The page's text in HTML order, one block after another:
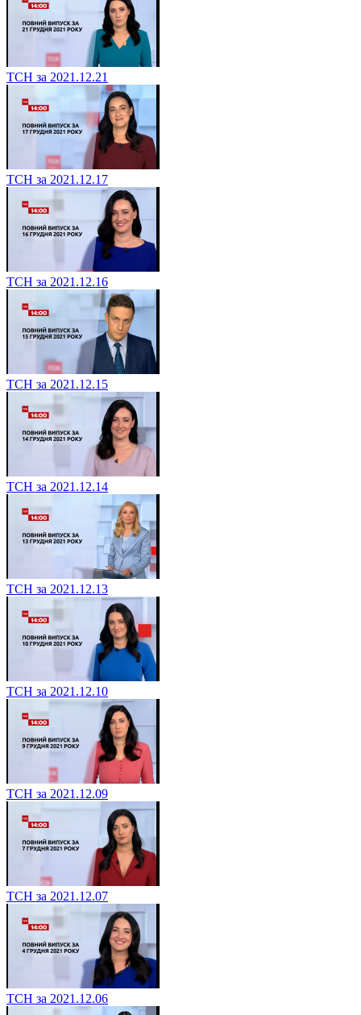
ТСН за 2021.12.21
ТСН за 2021.12.17
ТСН за 2021.12.16
ТСН за 2021.12.15
ТСН за 2021.12.14
ТСН за 2021.12.13
ТСН за 2021.12.10
ТСН за 2021.12.09
ТСН за 2021.12.07
ТСН за 2021.12.06